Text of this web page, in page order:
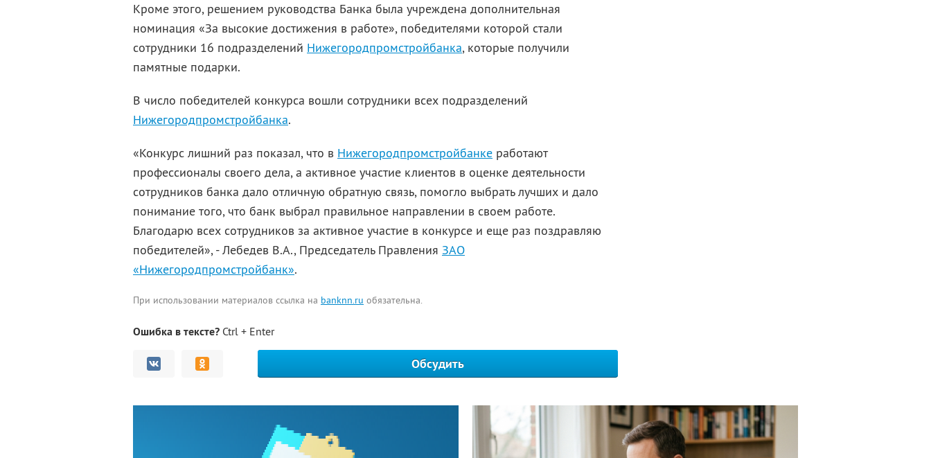
Кроме этого, решением руководства Банка была учреждена дополнительная
номинация «За высокие достижения в работе», победителями которой стали
сотрудники 16 подразделений Нижегородпромстройбанка, которые получили
памятные подарки.
В число победителей конкурса вошли сотрудники всех подразделений
Нижегородпромстройбанка.
«Конкурс лишний раз показал, что в Нижегородпромстройбанке работают
профессионалы своего дела, а активное участие клиентов в оценке деятельности
сотрудников банка дало отличную обратную связь, помогло выбрать лучших и дало
понимание того, что банк выбрал правильное направлении в своем работе.
Благодарю всех сотрудников за активное участие в конкурсе и еще раз поздравляю
победителей», - Лебедев В.А., Председатель Правления ЗАО
«Нижегородпромстройбанк».
При использовании материалов ссылка на banknn.ru обязательна.
Ошибка в тексте? Ctrl + Enter
Обсудить